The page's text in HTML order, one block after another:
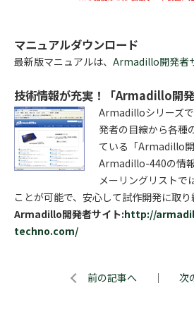
マニュアルダウンロード
最新版マニュアルは、 Armadillo開発者
技術情報が充実！「Armadillo開発
Armadilloシリーズ
発者の目線から各種
ている「Armadillo
Armadillo-440の情報
メーリングリストで
ことが可能で、安心して試作開発に取り
Armadillo開発者サイト:http://
techno.com/
前の記事へ ｜ 次